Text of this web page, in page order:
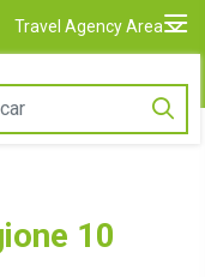
Travel Agency Area
10